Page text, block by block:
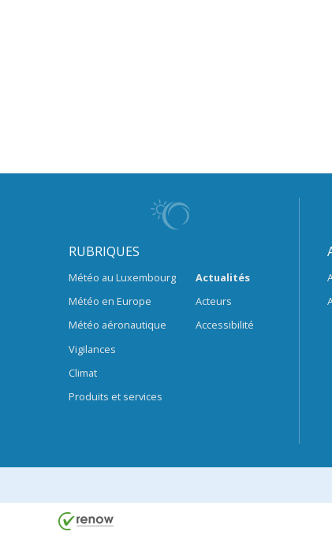
RUBRIQUES
Météo au Luxembourg
Météo en Europe
Météo aéronautique
Vigilances
Climat
Produits et services
Actualités
Acteurs
Accessibilité